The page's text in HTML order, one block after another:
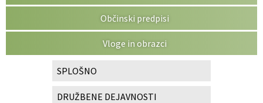
Občinski predpisi
Vloge in obrazci
SPLOŠNO
DRUŽBENE DEJAVNOSTI